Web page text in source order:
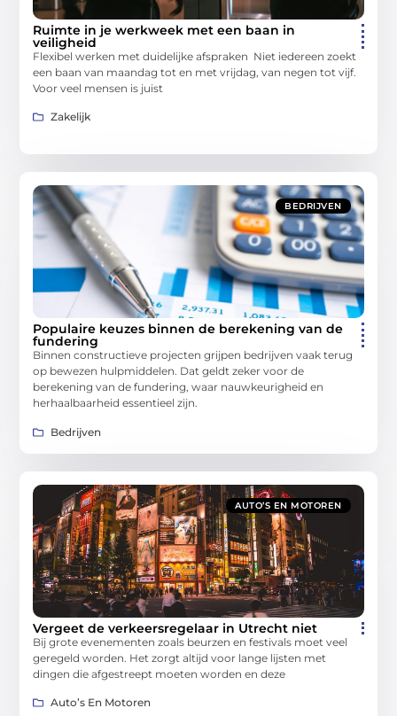
Ruimte in je werkweek met een baan in
veiligheid
Flexibel werken met duidelijke afspraken Niet iedereen zoekt
een baan van maandag tot en met vrijdag, van negen tot vijf.
Voor veel mensen is juist
Zakelijk
BEDRIJVEN
Populaire keuzes binnen de berekening van de
fundering
Binnen constructieve projecten grijpen bedrijven vaak terug
op bewezen hulpmiddelen. Dat geldt zeker voor de
berekening van de fundering, waar nauwkeurigheid en
herhaalbaarheid essentieel zijn.
Bedrijven
AUTO’S EN MOTOREN
Vergeet de verkeersregelaar in Utrecht niet
Bij grote evenementen zoals beurzen en festivals moet veel
geregeld worden. Het zorgt altijd voor lange lijsten met
dingen die afgestreept moeten worden en deze
Auto’s En Motoren